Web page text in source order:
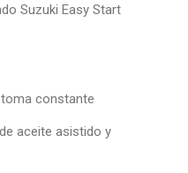
Suzuki Easy Start
constante
aceite asistido y